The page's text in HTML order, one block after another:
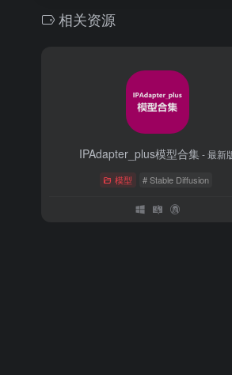
相关资源
IPAdapter_plus模型合集- 最新
模型 # Stable Diffusion